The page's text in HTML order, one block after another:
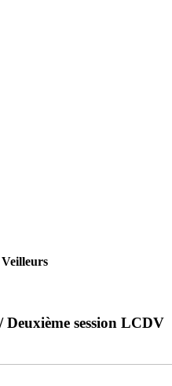
session LCDV